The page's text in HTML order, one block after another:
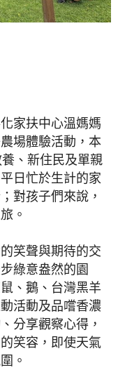
家扶中心溫媽媽
場體驗活動，本
、新住民及單親
日忙於生計的家
對孩子們來說，
。
笑聲與期待的交
綠意盎然的園
、鵝、台灣黑羊
活動及品嚐香濃
分享觀察心得，
笑容，即使天氣
。